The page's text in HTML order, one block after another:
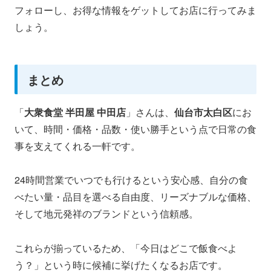
フォローし、お得な情報をゲットしてお店に行ってみま
しょう。
まとめ
「大衆食堂 半田屋 中田店 」さんは、 仙台市太白区にお
いて、時間・価格・品数・使い勝手という点で日常の食
事を支えてくれる一軒です。
24時間営業でいつでも行けるという安心感、自分の食
べたい量・品目を選べる自由度、リーズナブルな価格、
そして地元発祥のブランドという信頼感。
これらが揃っているため、「今日はどこで飯食べよ
う？」という時に候補に挙げたくなるお店です。